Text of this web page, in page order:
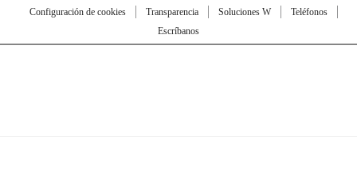
Configuración de cookies
Transparencia Soluciones W
Teléfonos
Escríbanos